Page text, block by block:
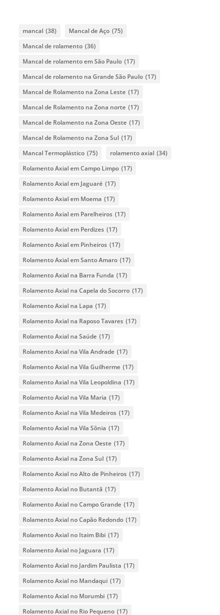
mancal (38) Mancal de Aço (75)
Mancal de rolamento (36)
Mancal de rolamento em São Paulo (17)
Mancal de rolamento na Grande São Paulo (17)
Mancal de Rolamento na Zona Leste (17)
Mancal de Rolamento na Zona norte (17)
Mancal de Rolamento na Zona Oeste (17)
Mancal de Rolamento na Zona Sul (17)
Mancal Termoplástico (75) rolamento axial (34)
Rolamento Axial em Campo Limpo (17)
Rolamento Axial em Jaguaré (17)
Rolamento Axial em Moema (17)
Rolamento Axial em Parelheiros (17)
Rolamento Axial em Perdizes (17)
Rolamento Axial em Pinheiros (17)
Rolamento Axial em Santo Amaro (17)
Rolamento Axial na Barra Funda (17)
Rolamento Axial na Capela do Socorro (17)
Rolamento Axial na Lapa (17)
Rolamento Axial na Raposo Tavares (17)
Rolamento Axial na Saúde (17)
Rolamento Axial na Vila Andrade (17)
Rolamento Axial na Vila Guilherme (17)
Rolamento Axial na Vila Leopoldina (17)
Rolamento Axial na Vila Maria (17)
Rolamento Axial na Vila Medeiros (17)
Rolamento Axial na Vila Sônia (17)
Rolamento Axial na Zona Oeste (17)
Rolamento Axial na Zona Sul (17)
Rolamento Axial no Alto de Pinheiros (17)
Rolamento Axial no Butantã (17)
Rolamento Axial no Campo Grande (17)
Rolamento Axial no Capão Redondo (17)
Rolamento Axial no Itaim Bibi (17)
Rolamento Axial no Jaguara (17)
Rolamento Axial no Jardim Paulista (17)
Rolamento Axial no Mandaqui (17)
Rolamento Axial no Morumbi (17)
Rolamento Axial no Rio Pequeno (17)